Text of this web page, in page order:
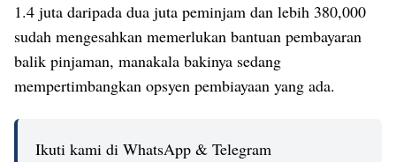
1.4 juta daripada dua juta peminjam dan lebih 380,000
sudah mengesahkan memerlukan bantuan pembayaran
balik pinjaman, manakala bakinya sedang
mempertimbangkan opsyen pembiayaan yang ada.
Ikuti kami di WhatsApp & Telegram